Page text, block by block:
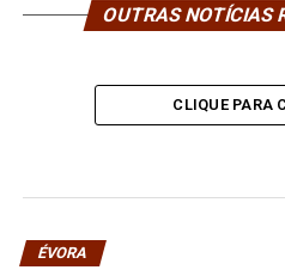
OUTRAS NOTÍCIAS
CLIQUE PARA
ÉVORA